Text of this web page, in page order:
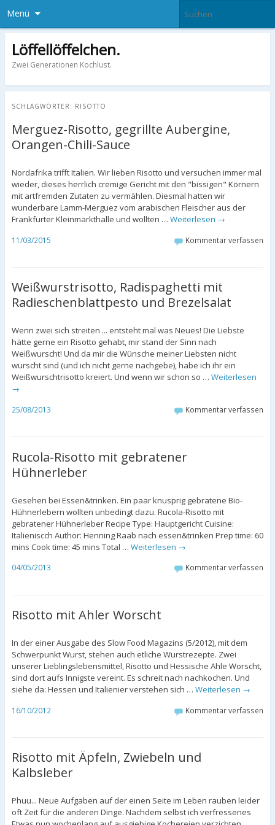
Menü
Löffellöffelchen.
Zwei Generationen Kochlust.
SCHLAGWÖRTER: RISOTTO
Merguez-Risotto, gegrillte Aubergine,
Orangen-Chili-Sauce
Nordafrika trifft Italien. Wir lieben Risotto und versuchen immer mal
wieder, dieses herrlich cremige Gericht mit den "bissigen" Körnern
mit artfremden Zutaten zu vermählen. Diesmal hatten wir
wunderbare Lamm-Merguez vom arabischen Fleischer aus der
Frankfurter Kleinmarkthalle und wollten … Weiterlesen →
11/03/2015 Kommentar verfassen
Weißwurstrisotto, Radispaghetti mit
Radieschenblattpesto und Brezelsalat
Wenn zwei sich streiten ... entsteht mal was Neues! Die Liebste
hätte gerne ein Risotto gehabt, mir stand der Sinn nach
Weißwurscht! Und da mir die Wünsche meiner Liebsten nicht
wurscht sind (und ich nicht gerne nachgebe), habe ich ihr ein
Weißwurschtrisotto kreiert. Und wenn wir schon so … Weiterlesen
→
25/08/2013 Kommentar verfassen
Rucola-Risotto mit gebratener
Hühnerleber
Gesehen bei Essen&trinken. Ein paar knusprig gebratene Bio-
Hühnerlebern wollten unbedingt dazu. Rucola-Risotto mit
gebratener Hühnerleber Recipe Type: Hauptgericht Cuisine:
Italieniscch Author: Henning Raab nach essen&trinken Prep time: 60
mins Cook time: 45 mins Total … Weiterlesen →
04/05/2013 Kommentar verfassen
Risotto mit Ahler Worscht
In der einer Ausgabe des Slow Food Magazins (5/2012), mit dem
Schwerpunkt Wurst, stehen auch etliche Wurstrezepte. Zwei
unserer Lieblingslebensmittel, Risotto und Hessische Ahle Worscht,
sind dort aufs Innigste vereint. Es schreit nach nachkochen. Und
siehe da: Hessen und Italienier verstehen sich … Weiterlesen →
16/10/2012 Kommentar verfassen
Risotto mit Äpfeln, Zwiebeln und
Kalbsleber
Phuu... Neue Aufgaben auf der einen Seite im Leben rauben leider
oft Zeit für die anderen Dinge. Nachdem selbst ich verfressenes